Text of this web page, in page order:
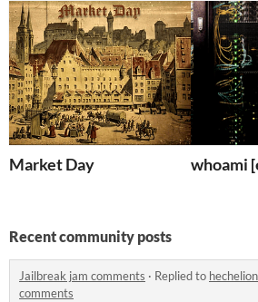
Market Day whoami
Recent community posts
Jailbreak jam comments · Replied to hechelion
comments